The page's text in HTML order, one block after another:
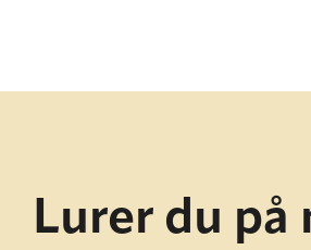
Lurer du på